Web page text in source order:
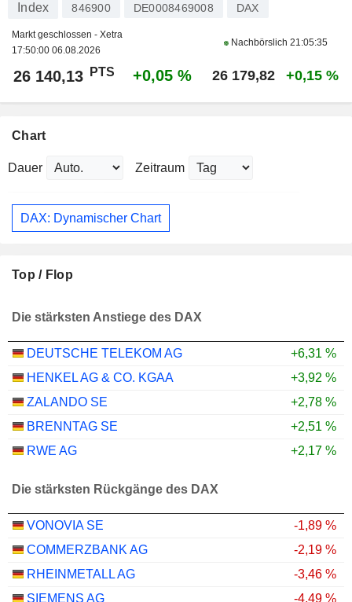
Index 846900 DE0008469008 DAX
Markt geschlossen - Xetra
17:50:00 06.08.2026
Nachbörslich 21:05:35
26 140,13 PTS +0,05 % 26 179,82 +0,15 %
Chart
Dauer Zeitraum
DAX: Dynamischer Chart
Top / Flop
Die stärksten Anstiege des DAX
DEUTSCHE TELEKOM AG
+6,31 %
HENKEL AG & CO. KGAA
+3,92 %
ZALANDO SE
+2,78 %
BRENNTAG SE
+2,51 %
RWE AG
+2,17 %
Die stärksten Rückgänge des DAX
VONOVIA SE
-1,89 %
COMMERZBANK AG
-2,19 %
RHEINMETALL AG
-3,46 %
SIEMENS AG
-4,49 %